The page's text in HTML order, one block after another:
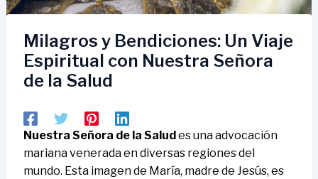
Milagros y Bendiciones: Un Viaje
Espiritual con Nuestra Señora
de la Salud
Nuestra Señora de la Saludes una advocación
mariana venerada en diversas regiones del
mundo. Esta imagen de María, madre de Jesús, es